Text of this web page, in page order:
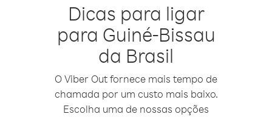
Dicas para ligar
para Guiné-Bissau
da Brasil
O Viber Out fornece mais tempo de
chamada por um custo mais baixo.
Escolha uma de nossas opções